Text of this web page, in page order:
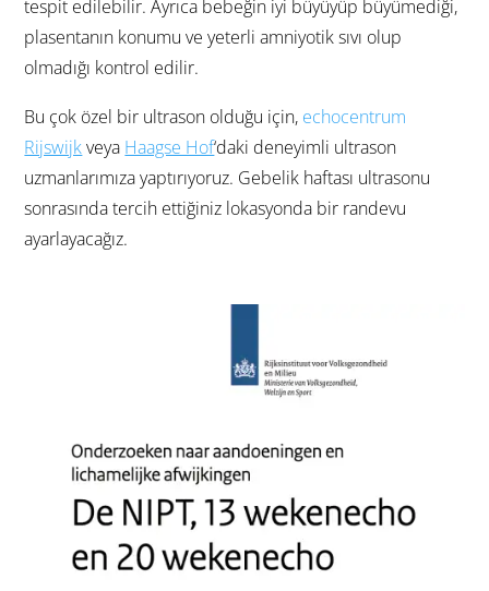
tespit edilebilir. Ayrıca bebeğin iyi büyüyüp büyümediği,
plasentanın konumu ve yeterli amniyotik sıvı olup
olmadığı kontrol edilir.
Bu çok özel bir ultrason olduğu için, echocentrum
Rijswijkveya Haagse Hof‘daki deneyimli ultrason
uzmanlarımıza yaptırıyoruz. Gebelik haftası ultrasonu
sonrasında tercih ettiğiniz lokasyonda bir randevu
ayarlayacağız.